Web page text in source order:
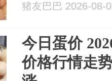
猪友巴巴 2026-08-
今日蛋价
价格行情走